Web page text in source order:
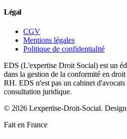
Légal
CGV
Mentions légales
Politique de confidentialité
EDS (L'expertise Droit Social) est un
dans la gestion de la conformité en
RH. EDS n'est pas un cabinet
consultation juridique.
© 2026 Lexpertise-Droit-Social.
Fait en France